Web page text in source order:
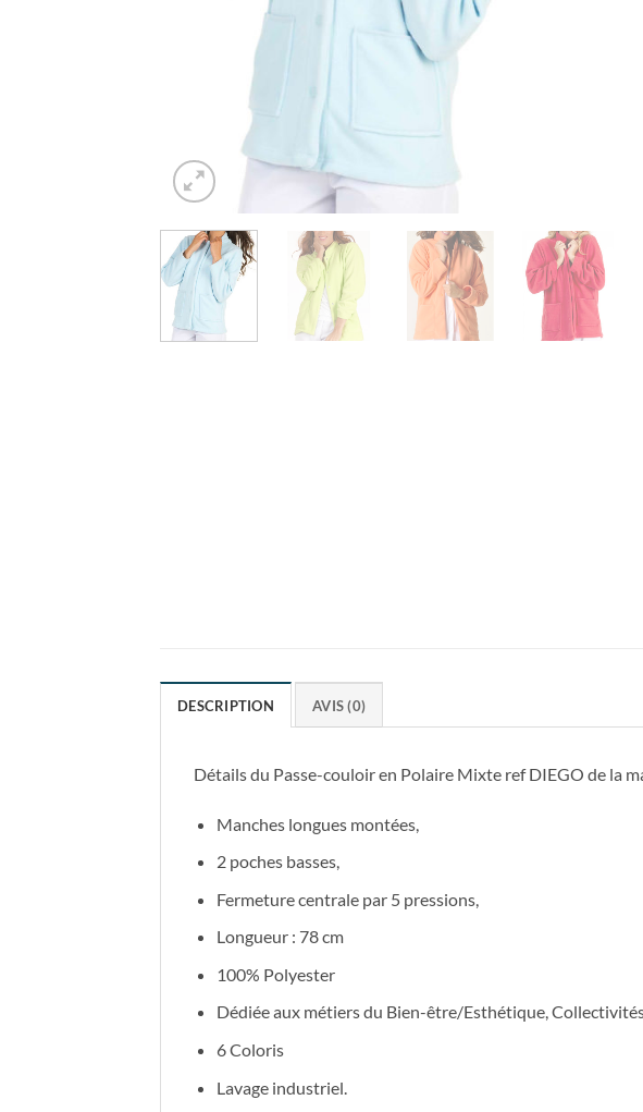
DESCRIPTION AVIS (0)
Détails du Passe-couloir en Polaire Mixte ref DIEGO de la
Manches longues montées,
2 poches basses,
Fermeture centrale par 5 pressions,
Longueur : 78 cm
100% Polyester
Dédiée aux métiers du Bien-être/Esthétique,
6 Coloris
Lavage industriel.